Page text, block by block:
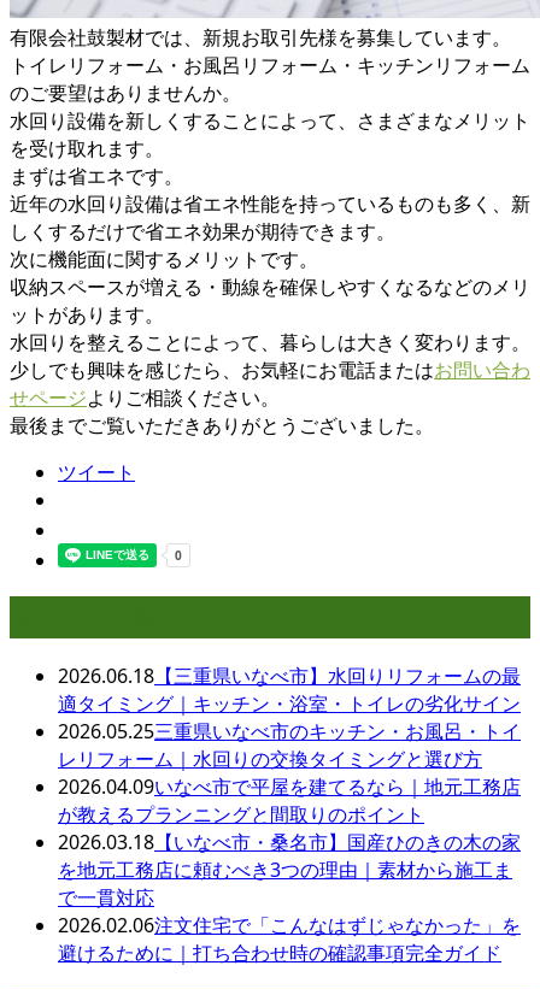
有限会社鼓製材では、新規お取引先様を募集しています。
トイレリフォーム・お風呂リフォーム・キッチンリフォーム
のご要望はありませんか。
水回り設備を新しくすることによって、さまざまなメリット
を受け取れます。
まずは省エネです。
近年の水回り設備は省エネ性能を持っているものも多く、新
しくするだけで省エネ効果が期待できます。
次に機能面に関するメリットです。
収納スペースが増える・動線を確保しやすくなるなどのメリ
ットがあります。
水回りを整えることによって、暮らしは大きく変わります。
少しでも興味を感じたら、お気軽にお電話またはお問い合わ
せページよりご相談ください。
最後までご覧いただきありがとうございました。
ツイート
2026.06.18 【三重県いなべ市】水回りリフォームの最
適タイミング｜キッチン・浴室・トイレの劣化サイン
2026.05.25三重県いなべ市のキッチン・お風呂・トイ
レリフォーム｜水回りの交換タイミングと選び方
2026.04.09いなべ市で平屋を建てるなら｜地元工務店
が教えるプランニングと間取りのポイント
2026.03.18 【いなべ市・桑名市】国産ひのきの木の家
を地元工務店に頼むべき3つの理由｜素材から施工ま
で一貫対応
2026.02.06注文住宅で「こんなはずじゃなかった」を
避けるために｜打ち合わせ時の確認事項完全ガイド